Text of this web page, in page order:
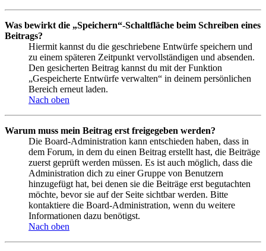
Was bewirkt die „Speichern“-Schaltfläche beim Schreiben eines
Beitrags?
Hiermit kannst du die geschriebene Entwürfe speichern und
zu einem späteren Zeitpunkt vervollständigen und absenden.
Den gesicherten Beitrag kannst du mit der Funktion
„Gespeicherte Entwürfe verwalten“ in deinem persönlichen
Bereich erneut laden.
Nach oben
Warum muss mein Beitrag erst freigegeben werden?
Die Board-Administration kann entschieden haben, dass in
dem Forum, in dem du einen Beitrag erstellt hast, die Beiträge
zuerst geprüft werden müssen. Es ist auch möglich, dass die
Administration dich zu einer Gruppe von Benutzern
hinzugefügt hat, bei denen sie die Beiträge erst begutachten
möchte, bevor sie auf der Seite sichtbar werden. Bitte
kontaktiere die Board-Administration, wenn du weitere
Informationen dazu benötigst.
Nach oben